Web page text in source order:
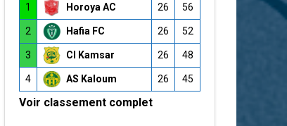
1 Horoya AC 26 56
2 Hafia FC 26 52
3 CI Kamsar 26 48
4 AS Kaloum 26 45
Voir classement complet